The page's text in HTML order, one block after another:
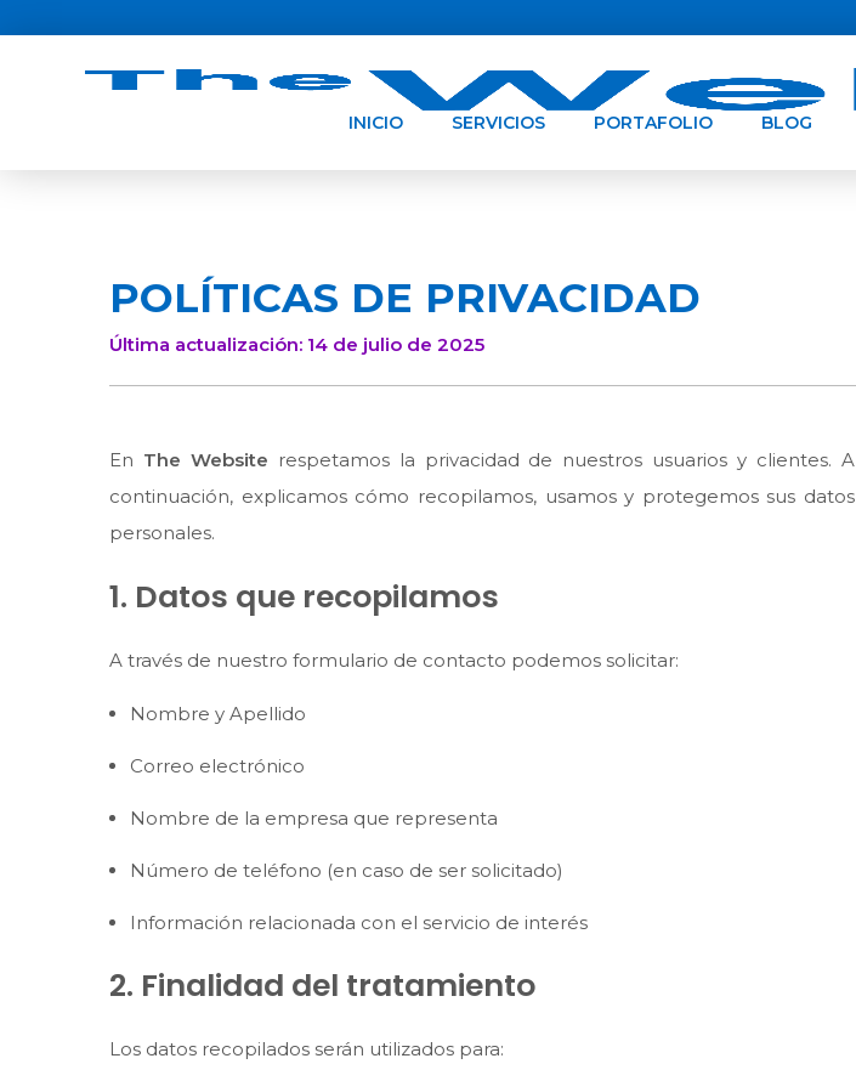
INICIO SERVICIOS PORTAFOLIO BLOG
POLÍTICAS DE PRIVACIDAD
Última actualización: 14 de julio de 2025
En The Website respetamos la privacidad de nuestros usuarios y clientes. A
continuación, explicamos cómo recopilamos, usamos y protegemos sus datos
personales.
1. Datos que recopilamos
A través de nuestro formulario de contacto podemos solicitar:
Nombre y Apellido
Correo electrónico
Nombre de la empresa que representa
Número de teléfono (en caso de ser solicitado)
Información relacionada con el servicio de interés
2. Finalidad del tratamiento
Los datos recopilados serán utilizados para: